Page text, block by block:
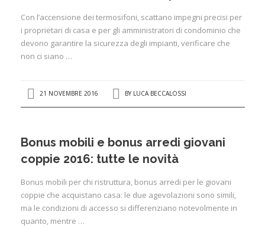
Con l’accensione dei termosifoni, scattano impegni precisi per
i proprietari di casa e per gli amministratori di condominio che
devono garantire la sicurezza degli impianti, verificare che
non ci siano …
21 NOVEMBRE 2016 BY LUCA BECCALOSSI
Bonus mobili e bonus arredi giovani
coppie 2016: tutte le novità
Bonus mobili per chi ristruttura, bonus arredi per le giovani
coppie che acquistano casa: le due agevolazioni sono simili,
ma le condizioni di accesso si differenziano notevolmente in
quanto, mentre …